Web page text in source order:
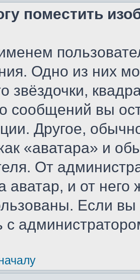
поместить
Одно из них
звёздочки,
сообщений вы
Другое,
«аватара» и
От
аватар, и от него
Если
с